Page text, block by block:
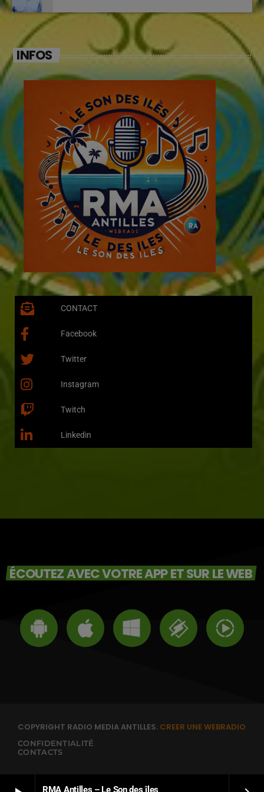
RMA Antilles – Le Son des îles
INFOS
CONTACT
Facebook
Twitter
Instagram
Twitch
Linkedin
ÉCOUTEZ AVEC VOTRE APP ET SUR LE WEB
COPYRIGHT RADIO MEDIA ANTILLES. CREER UNE WEBRADIO
CONFIDENTIALITÉ
CONTACTS